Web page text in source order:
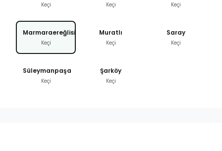
Keçi Keçi Keçi
Marmaraereğlisi
Keçi
Muratlı
Keçi
Saray
Keçi
Süleymanpaşa
Keçi
Şarköy
Keçi